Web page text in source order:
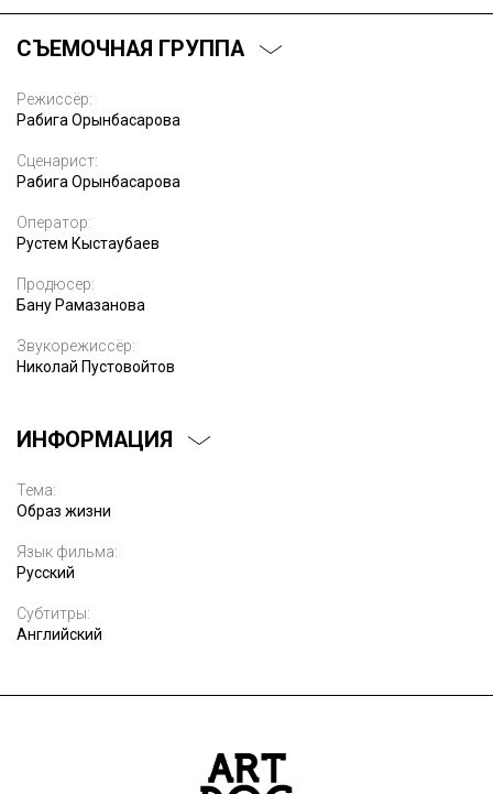
СЪЕМОЧНАЯ ГРУППА
Режиссёр:
Рабига Орынбасарова
Сценарист:
Рабига Орынбасарова
Оператор:
Рустем Кыстаубаев
Продюсер:
Бану Рамазанова
Звукорежиссёр:
Николай Пустовойтов
ИНФОРМАЦИЯ
Тема:
Образ жизни
Язык фильма:
Русский
Субтитры:
Английский